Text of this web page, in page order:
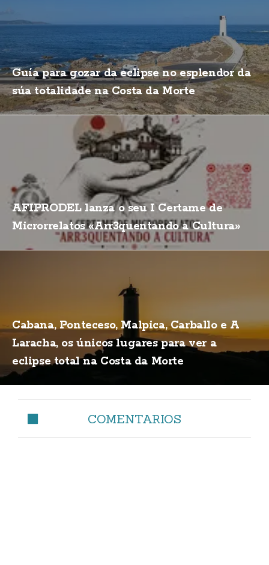
Guía para gozar da eclipse no esplendor da
súa totalidade na Costa da Morte
AFIPRODEL lanza o seu I Certame de
Microrrelatos «Arr3quentando a Cultura»
Cabana, Ponteceso, Malpica, Carballo e A
Laracha, os únicos lugares para ver a
eclipse total na Costa da Morte
COMENTARIOS